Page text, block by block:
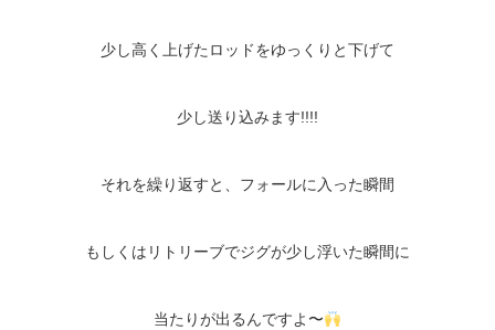
少し高く上げたロッドをゆっくりと下げて
少し送り込みます!!!!
それを繰り返すと、フォールに入った瞬間
もしくはリトリーブでジグが少し浮いた瞬間に
当たりが出るんですよ〜